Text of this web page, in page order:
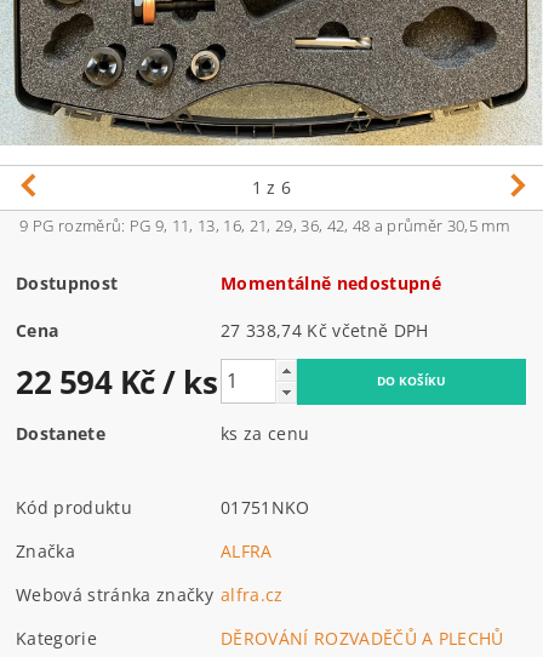
1 z 6
9 PG rozměrů: PG 9, 11, 13, 16, 21, 29, 36, 42, 48 a průměr 30,5 mm
Dostupnost Momentálně nedostupné
Cena 27 338,74 Kč včetně DPH
22 594 Kč/ ks
Dostanete ks za cenu
Kód produktu
01751NKO
Značka
ALFRA
Webová stránka značky alfra.cz
Kategorie
DĚROVÁNÍ ROZVADĚČŮ A PLECHŮ